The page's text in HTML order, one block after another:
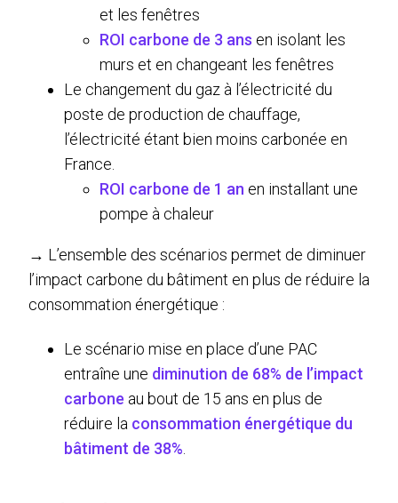
et les fenêtres
ROI carbone de 3 ans en isolant les
murs et en changeant les fenêtres
Le changement du gaz à l’électricité du
poste de production de chauffage,
l’électricité étant bien moins carbonée en
France.
ROI carbone de 1 an en installant une
pompe à chaleur
→ L’ensemble des scénarios permet de diminuer
l’impact carbone du bâtiment en plus de réduire la
consommation énergétique :
Le scénario mise en place d’une PAC
entraîne une diminution de 68% de l’impact
carbone au bout de 15 ans en plus de
réduire la consommation énergétique du
bâtiment de 38%